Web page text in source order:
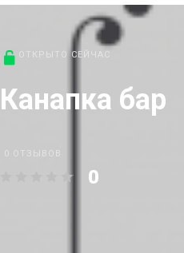
ОТКРЫТО СЕЙЧАС
Канапка бар
0 ОТЗЫВОВ
0